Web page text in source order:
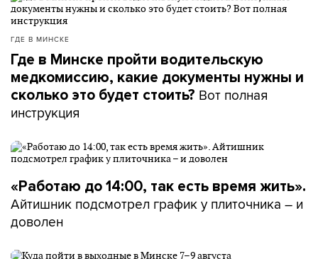
ГДЕ В МИНСКЕ
Где в Минске пройти водительскую
медкомиссию, какие документы нужны и
сколько это будет стоить? Вот полная
инструкция
«Работаю до 14:00, так есть время жить».
Айтишник подсмотрел график у плиточника – и
доволен